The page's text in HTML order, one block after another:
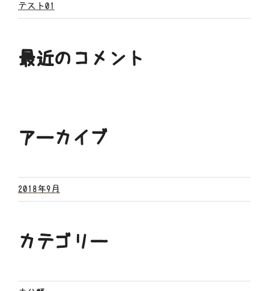
テスト01
最近のコメント
アーカイブ
2018年9月
カテゴリー